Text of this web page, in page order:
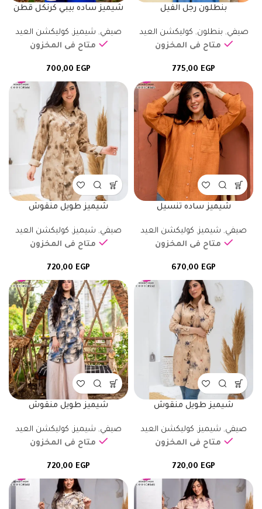
بنطلون رجل الفيل
صيفي, بنطلون, كوليكشن العيد
متاح فى المخزون
775,00 EGP
شيميز ساده بيبي كرنكل قطن
صيفي, شيميز, كوليكشن العيد
متاح فى المخزون
700,00 EGP
شيميز ساده تنسيل
صيفي, شيميز, كوليكشن العيد
متاح فى المخزون
670,00 EGP
شيميز طويل منقوش
صيفي, شيميز, كوليكشن العيد
متاح فى المخزون
720,00 EGP
شيميز طويل منقوش
صيفي, شيميز, كوليكشن العيد
متاح فى المخزون
720,00 EGP
شيميز طويل منقوش
صيفي, شيميز, كوليكشن العيد
متاح فى المخزون
720,00 EGP